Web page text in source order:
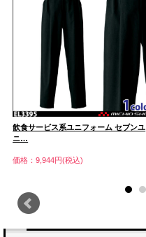
飲食サービス系ユニフォーム セブンユ
ニ…
価格：9,944円(税込)